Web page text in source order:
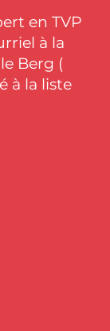
en TVP
à la
Berg (
à la liste